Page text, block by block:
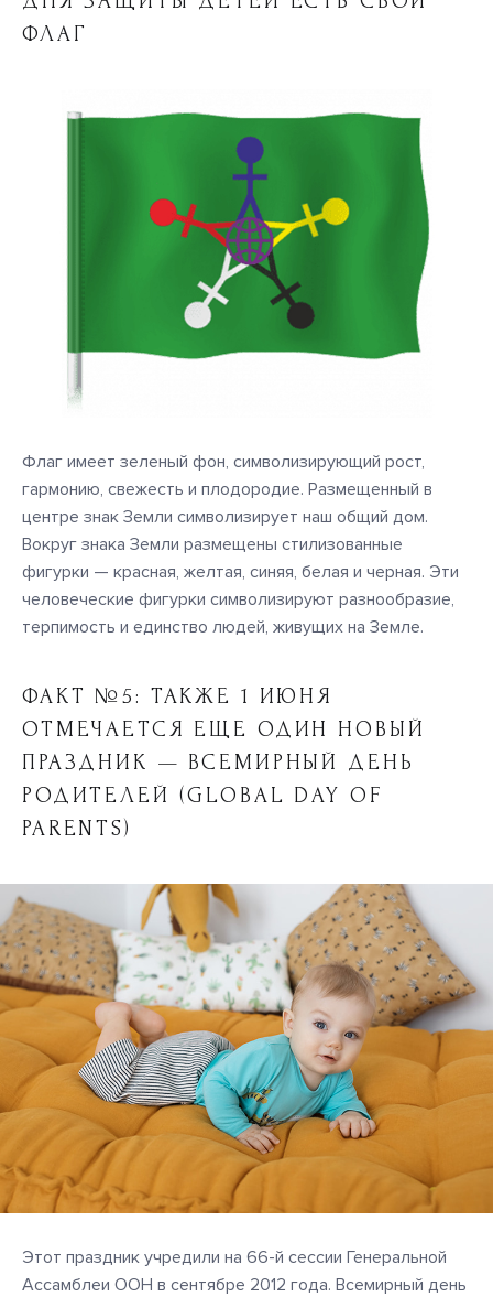
ФЛАГ
Флаг имеет зеленый фон, символизирующий рост,
гармонию, свежесть и плодородие. Размещенный в
центре знак Земли символизирует наш общий дом.
Вокруг знака Земли размещены стилизованные
фигурки — красная, желтая, синяя, белая и черная. Эти
человеческие фигурки символизируют разнообразие,
терпимость и единство людей, живущих на Земле.
ФАКТ №5: ТАКЖЕ 1 ИЮНЯ
ОТМЕЧАЕТСЯ ЕЩЕ ОДИН НОВЫЙ
ПРАЗДНИК — ВСЕМИРНЫЙ ДЕНЬ
РОДИТЕЛЕЙ (GLOBAL DAY OF
PARENTS)
Этот праздник учредили на 66-й сессии Генеральной
Ассамблеи ООН в сентябре 2012 года. Всемирный день